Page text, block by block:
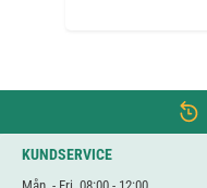
KUNDSERVICE